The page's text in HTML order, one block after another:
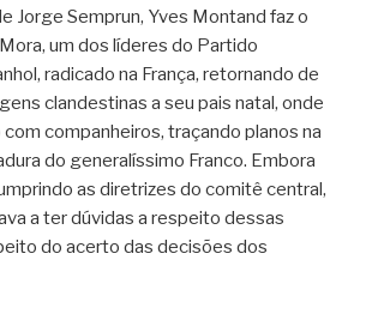
Jorge Semprun, Yves Montand faz o
um dos líderes do Partido
radicado na França, retornando de
clandestinas a seu pais natal, onde
com companheiros, traçando planos na
do generalíssimo Franco. Embora
as diretrizes do comitê central,
a ter dúvidas a respeito dessas
do acerto das decisões dos